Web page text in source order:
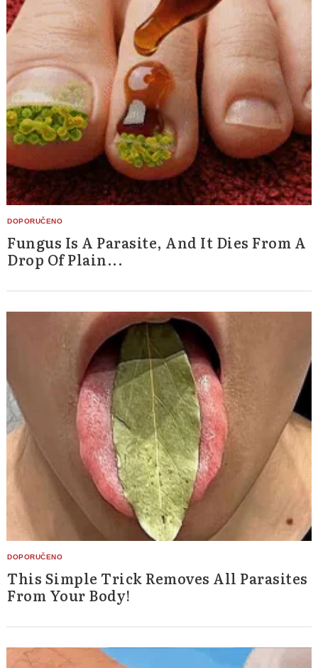
Fungus Is A Parasite, And It Dies From A
Drop Of Plain...
This Simple Trick Removes All Parasites
From Your Body!